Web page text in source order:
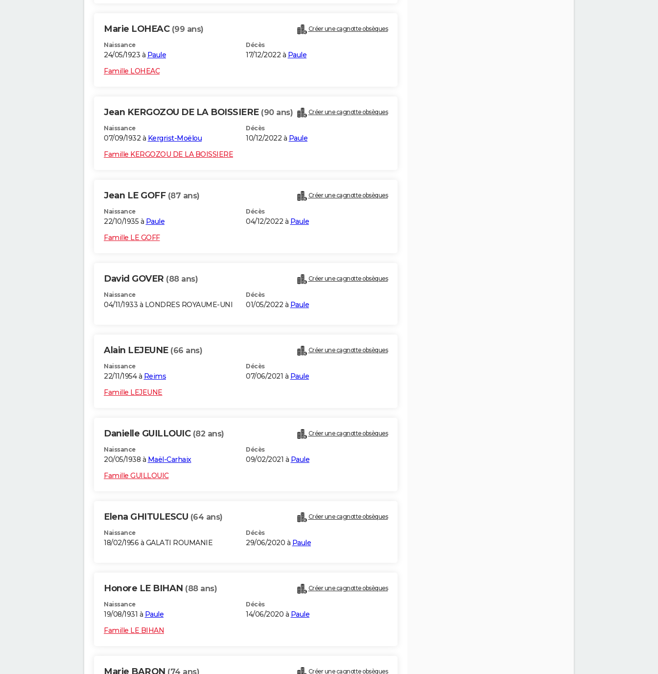
Marie LOHEAC (99 ans) Créer une cagnotte obsèques
Naissance
24/05/1923 à Paule
Décès
17/12/2022 à Paule
Famille LOHEAC
Jean KERGOZOU DE LA BOISSIERE (90 ans) Créer une cagnotte obsèques
Naissance
07/09/1932 à Kergrist-Moëlou
Décès
10/12/2022 à Paule
Famille KERGOZOU DE LA BOISSIERE
Jean LE GOFF (87 ans) Créer une cagnotte obsèques
Naissance
22/10/1935 à Paule
Décès
04/12/2022 à Paule
Famille LE GOFF
David GOVER (88 ans) Créer une cagnotte obsèques
Naissance
04/11/1933 à LONDRES ROYAUME-UNI
Décès
01/05/2022 à Paule
Alain LEJEUNE (66 ans) Créer une cagnotte obsèques
Naissance
22/11/1954 à Reims
Décès
07/06/2021 à Paule
Famille LEJEUNE
Danielle GUILLOUIC (82 ans) Créer une cagnotte obsèques
Naissance
20/05/1938 à Maël-Carhaix
Décès
09/02/2021 à Paule
Famille GUILLOUIC
Elena GHITULESCU (64 ans) Créer une cagnotte obsèques
Naissance
18/02/1956 à GALATI ROUMANIE
Décès
29/06/2020 à Paule
Honore LE BIHAN (88 ans) Créer une cagnotte obsèques
Naissance
19/08/1931 à Paule
Décès
14/06/2020 à Paule
Famille LE BIHAN
Marie BARON (74 ans) Créer une cagnotte obsèques